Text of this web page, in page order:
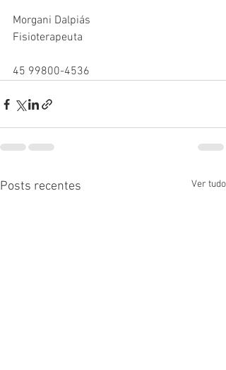
Morgani Dalpiás
Fisioterapeuta
45 99800-4536
Posts recentes Ver tudo